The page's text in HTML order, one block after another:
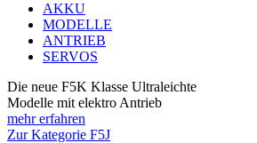
AKKU
MODELLE
ANTRIEB
SERVOS
Die neue F5K Klasse Ultraleichte
Modelle mit elektro Antrieb
mehr erfahren
Zur Kategorie F5J